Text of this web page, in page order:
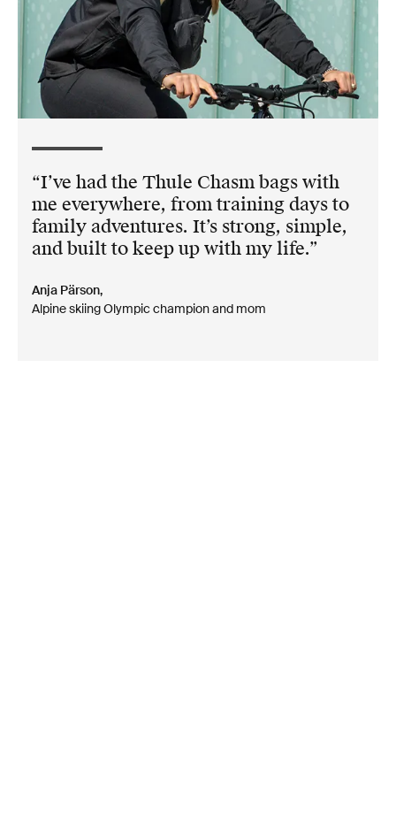
I’ve had the Thule Chasm bags with
me everywhere, from training days to
family adventures. It’s strong, simple,
and built to keep up with my life.
Anja Pärson,
Alpine skiing Olympic champion and mom